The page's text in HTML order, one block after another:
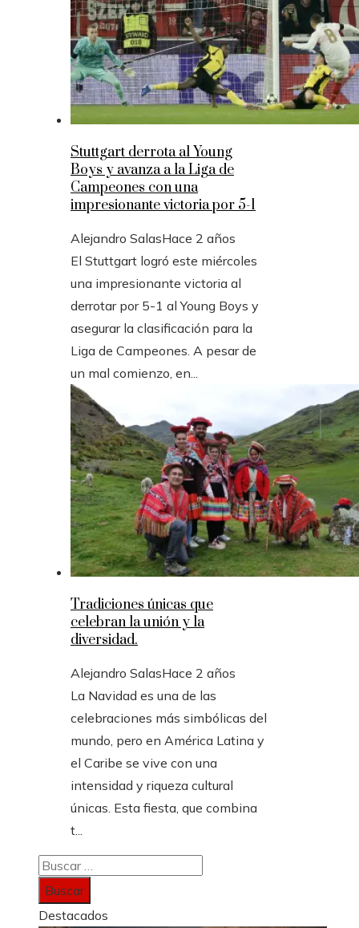
Stuttgart derrota al Young
Boys y avanza a la Liga de
Campeones con una
impresionante victoria por 5-1
Alejandro SalasHace 2 años
El Stuttgart logró este miércoles
una impresionante victoria al
derrotar por 5-1 al Young Boys y
asegurar la clasificación para la
Liga de Campeones. A pesar de
un mal comienzo, en...
Tradiciones únicas que
celebran la unión y la
diversidad.
Alejandro SalasHace 2 años
La Navidad es una de las
celebraciones más simbólicas del
mundo, pero en América Latina y
el Caribe se vive con una
intensidad y riqueza cultural
únicas. Esta fiesta, que combina
t...
Buscar:
Destacados